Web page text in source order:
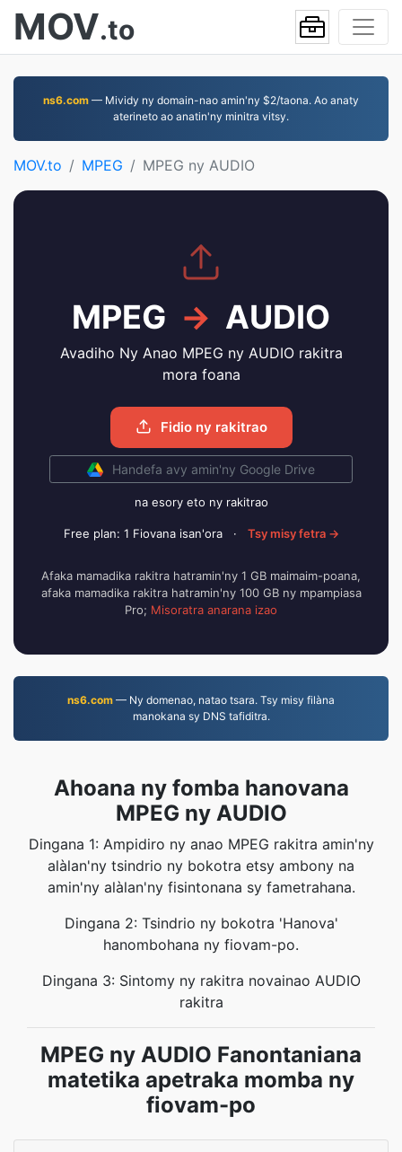
MOV.to
ns6.com — Mividy ny domain-nao amin'ny $2/taona. Ao anaty
aterineto ao anatin'ny minitra vitsy.
MOV.to MPEG MPEG ny AUDIO
MPEG → AUDIO
Avadiho Ny Anao MPEG ny AUDIO rakitra
mora foana
Fidio ny rakitrao
Handefa avy amin'ny Google Drive
na esory eto ny rakitrao
Free plan: 1 Fiovana isan'ora · Tsy misy fetra →
Afaka mamadika rakitra hatramin'ny 1 GB maimaim-poana,
afaka mamadika rakitra hatramin'ny 100 GB ny mpampiasa
Pro; Misoratra anarana izao
ns6.com — Ny domenao, natao tsara. Tsy misy filàna
manokana sy DNS tafiditra.
Ahoana ny fomba hanovana
MPEG ny AUDIO
Dingana 1: Ampidiro ny anao MPEG rakitra amin'ny
alàlan'ny tsindrio ny bokotra etsy ambony na
amin'ny alàlan'ny fisintonana sy fametrahana.
Dingana 2: Tsindrio ny bokotra 'Hanova'
hanombohana ny fiovam-po.
Dingana 3: Sintomy ny rakitra novainao AUDIO
rakitra
MPEG ny AUDIO Fanontaniana
matetika apetraka momba ny
fiovam-po